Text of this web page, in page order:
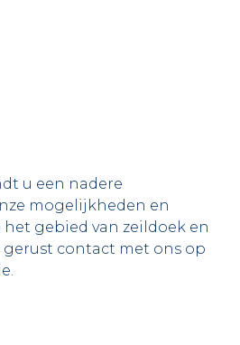
u een nadere
mogelijkheden en
gebied van zeildoek en
contact met ons op